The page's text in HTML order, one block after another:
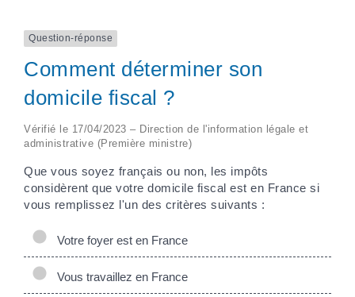
Question-réponse
Comment déterminer son
domicile fiscal ?
Vérifié le 17/04/2023 – Direction de l'information légale et
administrative (Première ministre)
Que vous soyez français ou non, les impôts
considèrent que votre domicile fiscal est en France si
vous remplissez l'un des critères suivants :
Votre foyer est en France
Vous travaillez en France